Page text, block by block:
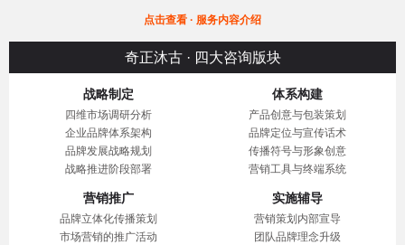
点击查看 · 服务内容介绍
奇正沐古 · 四大咨询版块
战略制定
四维市场调研分析
企业品牌体系架构
品牌发展战略规划
战略推进阶段部署
体系构建
产品创意与包装策划
品牌定位与宣传话术
传播符号与形象创意
营销工具与终端系统
营销推广
品牌立体化传播策划
市场营销的推广活动
实施辅导
营销策划内部宣导
团队品牌理念升级